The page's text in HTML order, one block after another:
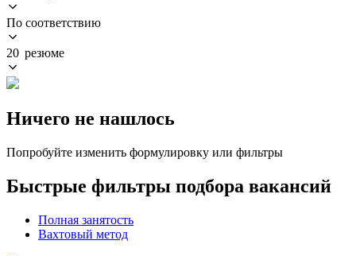
По соответствию
20 резюме
Ничего не нашлось
Попробуйте изменить формулировку или фильтры
Быстрые фильтры подбора вакансий
Полная занятость
Вахтовый метод